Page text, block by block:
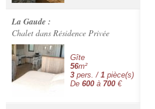
La Gaude :
Chalet dans Résidence Privée
Gîte
56m²
3 pers. / 1 pièce(s)
De 600 à 700 €